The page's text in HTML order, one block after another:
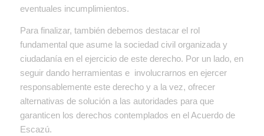
eventuales incumplimientos.
Para finalizar, también debemos destacar el rol
fundamental que asume la sociedad civil organizada y
ciudadanía en el ejercicio de este derecho. Por un lado, en
seguir dando herramientas e involucrarnos en ejercer
responsablemente este derecho y a la vez, ofrecer
alternativas de solución a las autoridades para que
garanticen los derechos contemplados en el Acuerdo de
Escazú.